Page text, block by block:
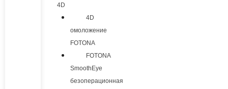
4D
4D
омоложение
FOTONA
FOTONA
SmoothEye
безоперационная